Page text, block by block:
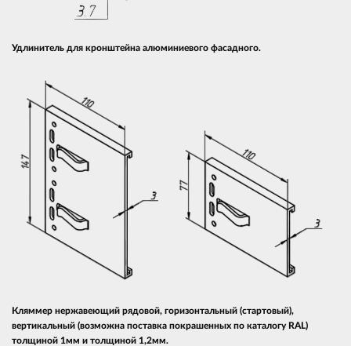
Удлинитель для кронштейна алюминиевого фасадного.
Кляммер нержавеющий рядовой, горизонтальный (стартовый),
вертикальный (возможна поставка покрашенных по каталогу RAL)
толщиной 1мм и толщиной 1,2мм.